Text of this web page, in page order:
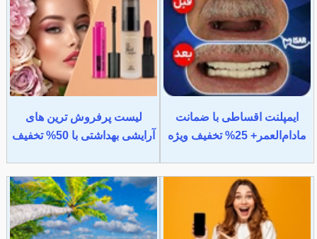
ایمپلنت اقساطی با ضمانت
مادام‌العمر+ 25% تخفیف ویژه
لیست پرفروش ترین های
آرایشی بهداشتی با 50% تخفیف